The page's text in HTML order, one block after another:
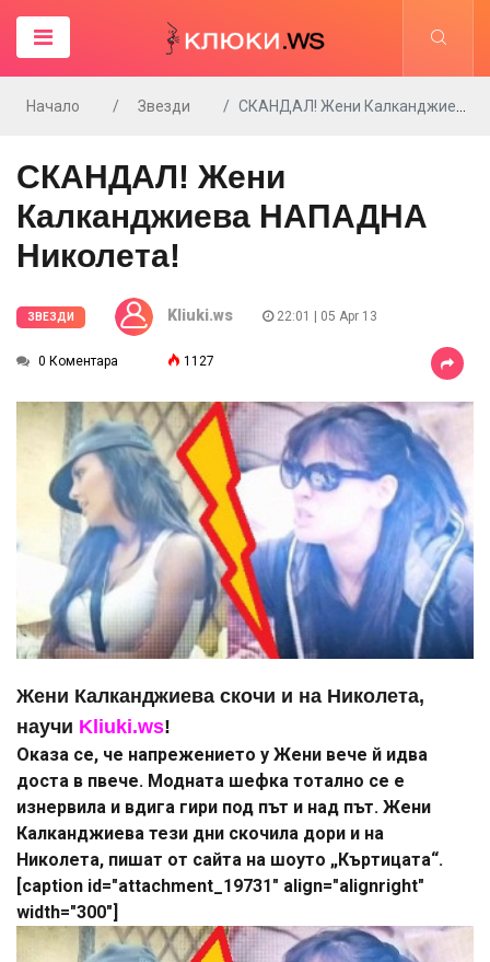
Начало Звезди СКАНДАЛ! Жени Калканджиева НАПАДНА Николета!
СКАНДАЛ! Жени
Калканджиева НАПАДНА
Николета!
ЗВЕЗДИ Kliuki.ws 22:01 | 05 Apr 13
0 Коментара 1127
Жени Калканджиева скочи и на Николета,
научи Kliuki.ws!
Оказа се, че напрежението у Жени вече й идва
доста в пвече. Модната шефка тотално се е
изнервила и вдига гири под път и над път. Жени
Калканджиева тези дни скочила дори и на
Николета, пишат от сайта на шоуто „Къртицата“.
[caption id="attachment_19731" align="alignright"
width="300"]